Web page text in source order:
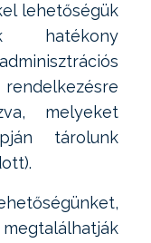
lehetőségük
hatékony
melyeket
tárolunk